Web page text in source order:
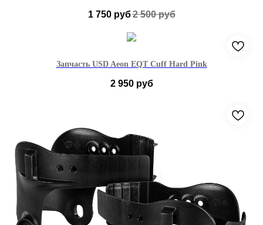
1 750 руб2 500 руб
43-46
Запчасть USD Aeon EQT Cuff Hard Pink
2 950 руб